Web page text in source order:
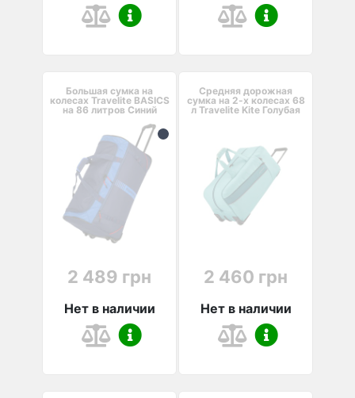
Большая сумка на
колесах Travelite BASICS
на 86 литров Синий
2 489 грн
Нет в наличии
Средняя дорожная
сумка на 2-х колесах 68
л Travelite Kite Голубая
2 460 грн
Нет в наличии